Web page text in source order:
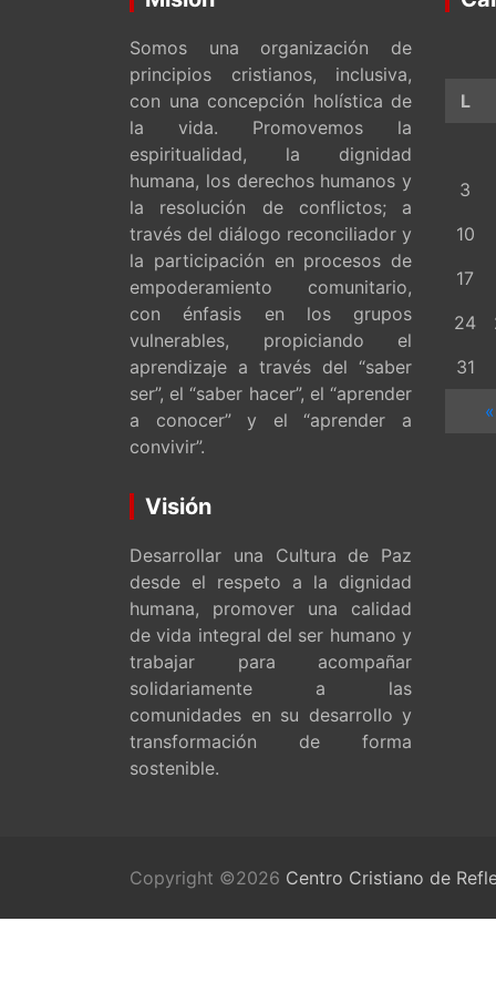
Somos una organización de
principios cristianos, inclusiva,
con una concepción holística de
la vida. Promovemos la
espiritualidad, la dignidad
humana, los derechos humanos y
la resolución de conflictos; a
través del diálogo reconciliador y
la participación en procesos de
empoderamiento comunitario,
con énfasis en los grupos
vulnerables, propiciando el
aprendizaje a través del “saber
ser”, el “saber hacer”, el “aprender
a conocer” y el “aprender a
convivir”.
Visión
Desarrollar una Cultura de Paz
desde el respeto a la dignidad
humana, promover una calidad
de vida integral del ser humano y
trabajar para acompañar
solidariamente a las
comunidades en su desarrollo y
transformación de forma
sostenible.
L
3
10
17
24
31
Copyright ©2026 Centro Cristiano de